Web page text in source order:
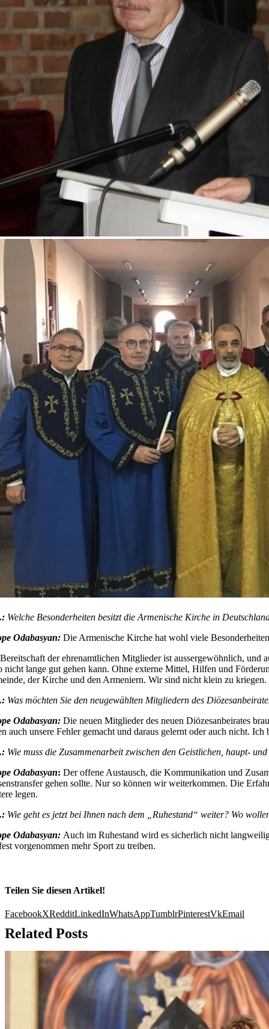
Welche Besonderheiten besitzt die Armenische Kirche in
Odabasyan:Die Armenische Kirche hat wohl viele
der ehrenamtlichen Mitglieder ist aussergewöhnlich, und
nicht lange gut gehen kann. Ohne externe Mittel, Hilfen und
der Kirche und den Armeniern. Wir sind nicht klein zu kriegen.
Was möchten Sie den neugewählten Mitgliedern des
Odabasyan:Die neuen Mitglieder des neuen Diözesanbeirates
auch unsere Fehler gemacht und daraus gelernt oder auch nicht.
Wie muss die Zusammenarbeit zwischen den Geistlichen, haupt-
Odabasyan:Der offene Austausch, die Kommunikation und
gehen sollte. Nur so können wir weiterkommen. Die
legen.
Wie geht es jetzt bei Ihnen nach dem „Ruhestand“ weiter? Wo
Odabasyan:Auch im Ruhestand wird es sicherlich nicht
vorgenommen mehr Sport zu treiben.
Teilen Sie diesen Artikel!
FacebookXRedditLinkedInWhatsAppTumblrPinterestVkEmail
Related Posts